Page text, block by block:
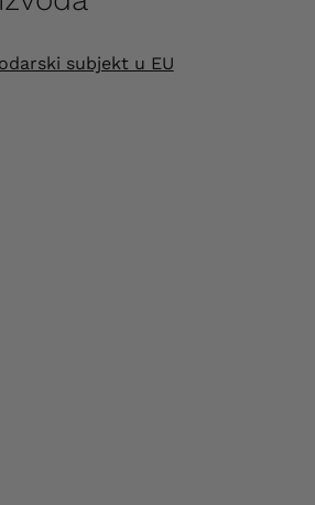
subjekt u EU